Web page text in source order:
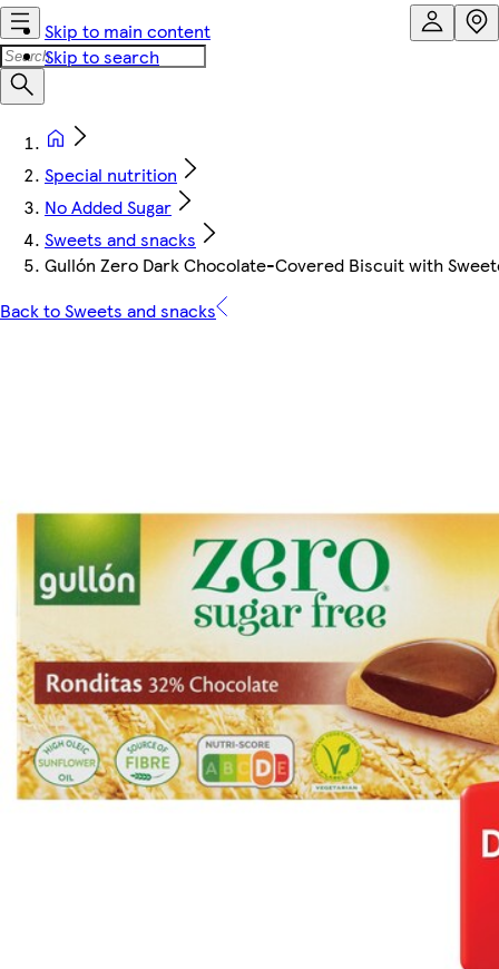
Skip to main content
Skip to search
Special nutrition
No Added Sugar
Sweets and snacks
Gullón Zero Dark Chocolate-Covered Biscuit with
Back to Sweets and snacks